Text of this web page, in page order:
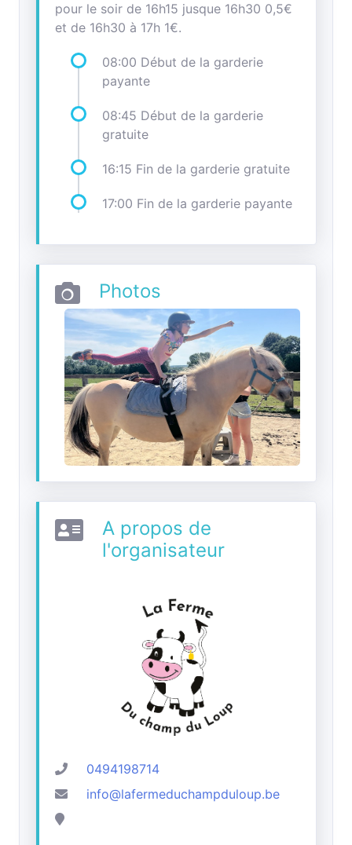
pour le soir de 16h15 jusque 16h30 0,5€
et de 16h30 à 17h 1€.
08:00 Début de la garderie
payante
08:45 Début de la garderie
gratuite
16:15 Fin de la garderie gratuite
17:00 Fin de la garderie payante
Photos
A propos de
l'organisateur
0494198714
info@lafermeduchampduloup.be